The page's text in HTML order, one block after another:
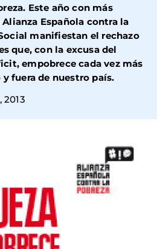
Este año con más
Española contra la
manifiestan el rechazo
que, con la excusa del
empobrece cada vez más
fuera de nuestro país.
2013